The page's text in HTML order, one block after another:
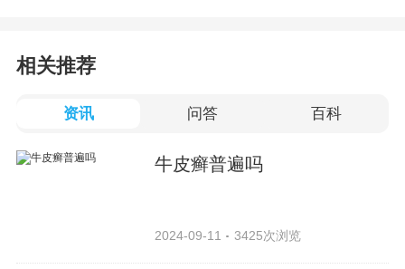
相关推荐
资讯 问答 百科
牛皮癣普遍吗
2024-09-11 3425次浏览